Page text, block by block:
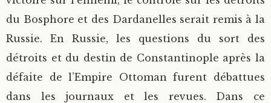
du Bosphore et des Dardanelles serait remis à la
Russie. En Russie, les questions du sort des
détroits et du destin de Constantinople après la
défaite de l’Empire Ottoman furent débattues
dans les journaux et les revues. Dans ce